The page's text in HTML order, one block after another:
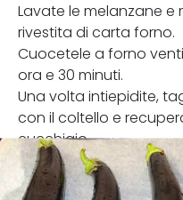
Lavate le melanzane
rivestita di carta forno.
Cuocetele a forno
ora e 30 minuti.
Una volta intiepidite,
con il coltello e
cucchiaio.